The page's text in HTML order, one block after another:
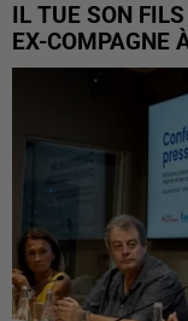
IL TUE SON
EX-COMPAGNE